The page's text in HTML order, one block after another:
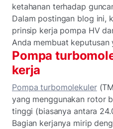
ketahanan terhadap
Dalam postingan blog ini,
prinsip kerja pompa HV
Anda membuat keputusan
Pompa
kerja
Pompa turbomolekuler
yang menggunakan rotor
tinggi (biasanya antara
Bagian kerjanya mirip